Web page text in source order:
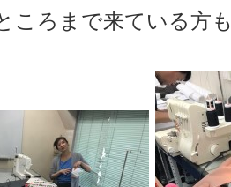
ころまで来ている方